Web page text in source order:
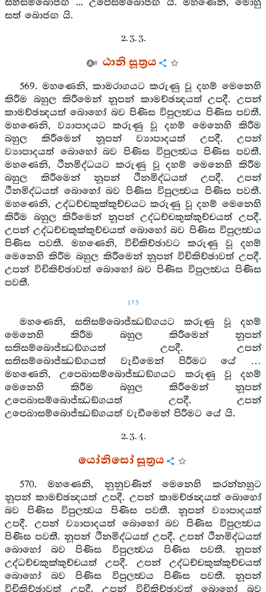
සිහිසම්බොජඟ ... උපේසම්බොජඟ යි. මහණෙනි, මොහු
සත් බොජඟ යි.
2. 3. 3.
ඨානි සූත්‍රය
569. මහණෙනි, කාමරාගයට කරුණු වූ දහම් මෙනෙහි
කිරීම බහුල කිරීමෙන් නූපන් කාමච්ඡන්‍දයත් උපදී. උපන්
කාමච්ඡන්‍දයත් බොහෝ බව පිණිස විපුලත්‍වය පිණිස පවතී.
මහණෙනි, ව්‍යාපාදයට කරුණු වූ දහම් මෙනෙහි කිරීම
බහුල කිරීමෙන් නූපන් ව්‍යාපාදයත් උපදී. උපන්
ව්‍යාපාදයත් බොහෝ බව පිණිස විපුලත්‍වය පිණිස පවතී.
මහණෙනි, ථීනමිද්ධයට කරුණු වූ දහම් මෙනෙහි කිරීම
බහුල කිරීමෙන් නූපන් ථීනමිද්ධයත් උපදී. උපන්
ථීනමිද්ධයත් බොහෝ බව පිණිස විපුලත්‍වය පිණිස පවතී.
මහණෙනි, උද්ධච්චකුක්කුච්චයට කරුණු වූ දහම් මෙනෙහි
කිරීම බහුල කිරීමෙන් නූපන් උද්ධච්චකුක්කුච්චයත් උපදී.
උපන් උද්ධච්චකුක්කුච්චයත් බොහෝ බව පිණිස විපුලත්‍වය
පිණිස පවතී. මහණෙනි, විචිකිච්ඡාවට කරුණු වූ දහම්
මෙනෙහි කිරීම බහුල කිරීමෙන් නූපන් විචිකිච්ඡාවත් උපදී.
උපන් විචිකිච්ඡාවත් බොහෝ බව පිණිස විපුලත්‍වය පිණිස
පවතී.
175
මහණෙනි, සතිසම්බොජ්ඣඞ්ගයට කරුණු වූ දහම්
මෙනෙහි කිරීම බහුල කිරීමෙන් නූපන්
සතිසම්බොජ්ඣඞ්ගයත් උපදී. උපන්
සතිසම්බොජ්ඣඞ්ගයත් වැඩීමෙන් පිරීමට යේ …
මහණෙනි, උපෙඛාසම්බොජ්ඣඞ්ගයට කරුණු වූ දහම්
මෙනෙහි කිරීම බහුල කිරීමෙන් නූපන්
උපෙඛාසම්බොජ්ඣඞ්ගයත් උපදී. උපන්
උපෙඛාසම්බොජ්ඣඞ්ගයත් වැඩීමෙන් පිරීමට යේ යි.
2. 3. 4.
යෝනිසෝ සූත්‍රය
570. මහණෙනි, නුනුවණින් මෙනෙහි කරන්නහුට
නූපන් කාමච්ඡන්‍දයත් උපදී. උපන් කාමච්ඡන්‍දයත් බොහෝ
බව පිණිස විපුලත්‍වය පිණිස පවතී. නූපන් ව්‍යාපාදයත්
උපදී. උපන් ව්‍යාපාදයත් බොහෝ බව පිණිස විපුලත්‍වය
පිණිස පවතී. නූපන් ථීනමිද්ධයත් උපදී. උපන් ථීනමිද්ධයත්
බොහෝ බව පිණිස විපුලත්‍වය පිණිස පවතී. නූපන්
උද්ධච්චකුක්කුච්චයත් උපදී. උපන් උද්ධච්චකුක්කුච්චයත්
බොහෝ බව පිණිස විපුලත්‍වය පිණිස පවතී. නූපන්
විචිකිච්ඡාවත් උපදී. උපන් විචිකිච්ඡාවත් බොහෝ බව